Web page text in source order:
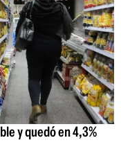
y quedó en 4,3%